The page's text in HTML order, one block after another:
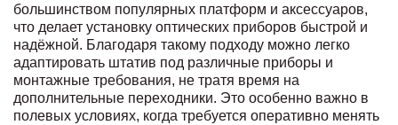
большинством популярных платформ и аксессуаров,
что делает установку оптических приборов быстрой и
надёжной. Благодаря такому подходу можно легко
адаптировать штатив под различные приборы и
монтажные требования, не тратя время на
дополнительные переходники. Это особенно важно в
полевых условиях, когда требуется оперативно менять